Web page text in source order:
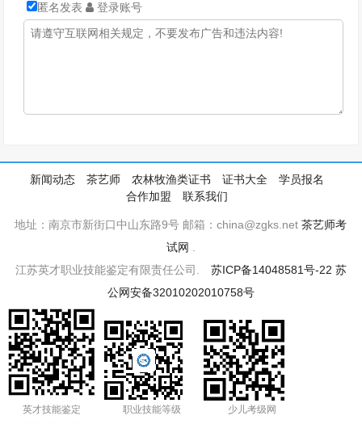
匿名发表 登录账号
新闻动态 茶艺师 农林牧渔类证书 证书大全
学员报名
合作加盟
联系我们
地址：南京市新街口中山东路9号 邮箱：china@zgks.net茶艺师考
试网 .
江苏英才职业技能鉴定有限责任公司. 苏ICP备14048581号-22 苏
公网安备32010202010758号
英才技能鉴定 职业技能等级 少儿考级网